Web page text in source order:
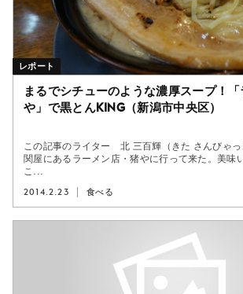
まるでシチューのような濃厚スープ！
や」で黒とんking（新潟市中央区）
この記事のライター 北 三百輝（きた さんびゃっ
関屋にあるラーメン店・猪やに行って来た。美味
こ...
2014.2.23 食べる
レポート